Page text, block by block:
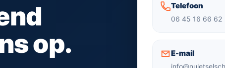
op.
Telefoon
06 45 16 66 62
E-mail